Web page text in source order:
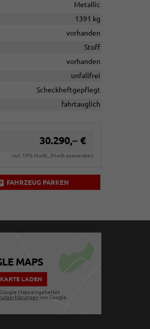
Metallic
1391 kg
vorhanden
Stoff
vorhanden
unfallfrei
Scheckheftgepflegt
fahrtauglich
30.290,– €
incl. 19% MwSt., (MwSt ausweisbar)
FAHRZEUG PARKEN
MAPS
LADEN
Maps eingebettet.
von Google.